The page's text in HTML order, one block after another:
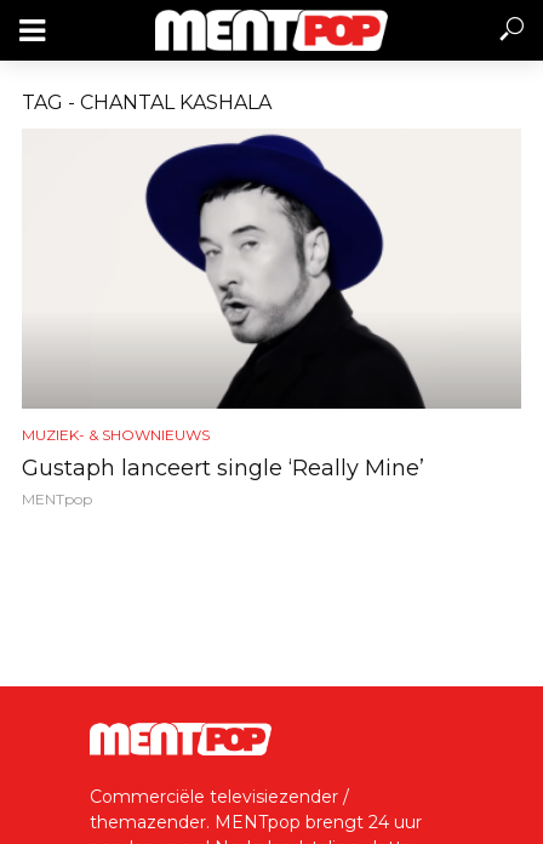
TAG - CHANTAL KASHALA
MUZIEK- & SHOWNIEUWS
Gustaph lanceert single ‘Really Mine’
MENTpop
Commerciële televisiezender /
themazender. MENTpop brengt 24 uur